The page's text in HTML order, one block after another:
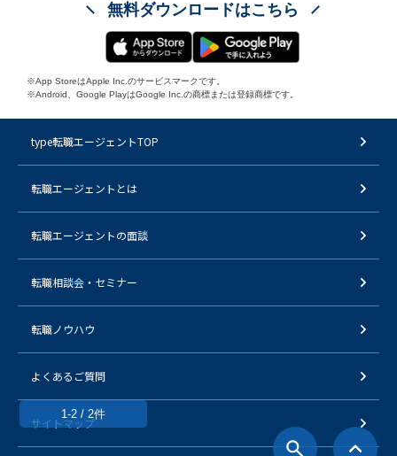
1-2 / 2件
無料ダウンロードはこちら
※App StoreはApple Inc.のサービスマークです。
※Android、Google PlayはGoogle Inc.の商標または登録商標です。
type転職エージェントTOP
転職エージェントとは
転職エージェントの面談
転職相談会・セミナー
転職ノウハウ
よくあるご質問
サイトマップ